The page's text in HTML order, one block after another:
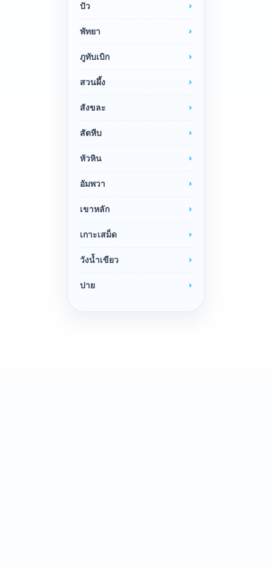
ปัว
พัทยา
ภูทับเบิก
สวนผึ้ง
สังขละ
สัตหีบ
หัวหิน
อัมพวา
เขาหลัก
เกาะเสม็ด
วังน้ำเขียว
ปาย